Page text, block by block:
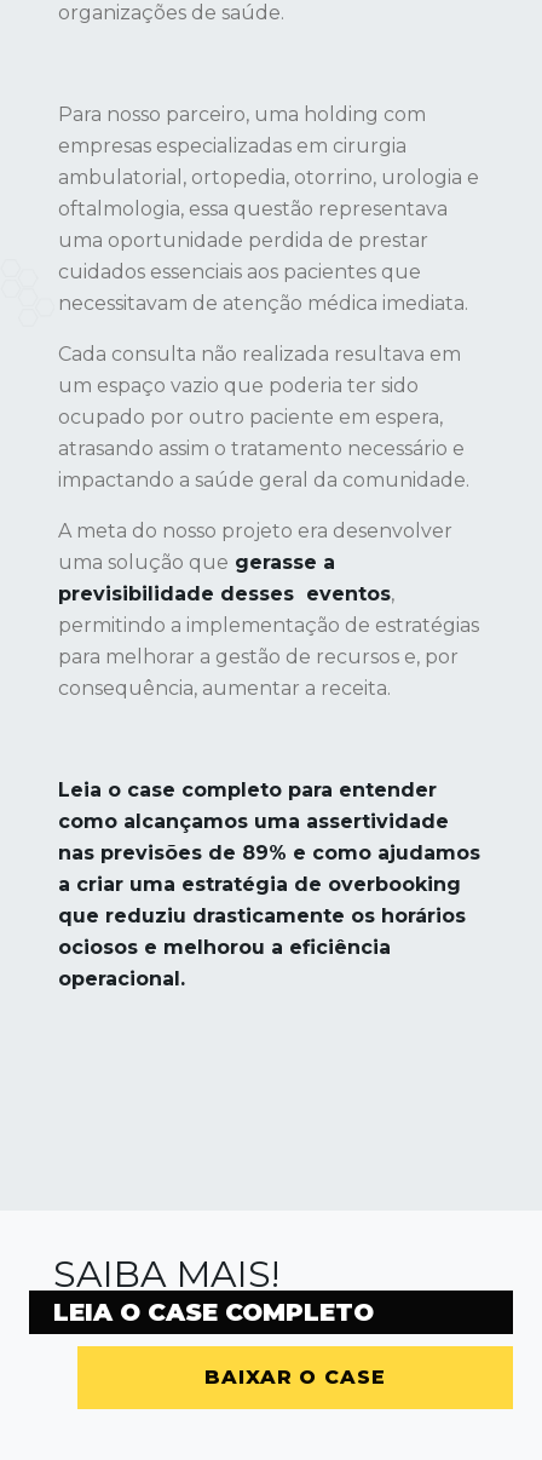
organizações de saúde.
Para nosso parceiro, uma holding com
empresas especializadas em cirurgia
ambulatorial, ortopedia, otorrino, urologia e
oftalmologia, essa questão representava
uma oportunidade perdida de prestar
cuidados essenciais aos pacientes que
necessitavam de atenção médica imediata.
Cada consulta não realizada resultava em
um espaço vazio que poderia ter sido
ocupado por outro paciente em espera,
atrasando assim o tratamento necessário e
impactando a saúde geral da comunidade.
A meta do nosso projeto era desenvolver
uma solução que gerasse a
previsibilidade desses eventos,
permitindo a implementação de estratégias
para melhorar a gestão de recursos e, por
consequência, aumentar a receita.
Leia o case completo para entender
como alcançamos uma assertividade
nas previsões de 89% e como ajudamos
a criar uma estratégia de overbooking
que reduziu drasticamente os horários
ociosos e melhorou a eficiência
operacional.
SAIBA MAIS!
LEIA O CASE COMPLETO
BAIXAR O CASE